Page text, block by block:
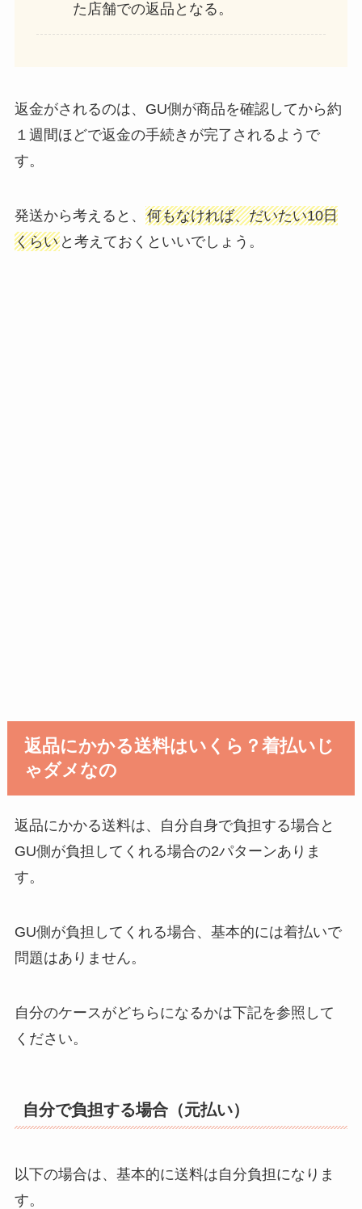
た店舗での返品となる。
返金がされるのは、GU側が商品を確認してから約
１週間ほどで返金の手続きが完了されるようで
す。
発送から考えると、 何もなければ、だいたい10日
くらいと考えておくといいでしょう。
返品にかかる送料はいくら？着払いじ
ゃダメなの
返品にかかる送料は、自分自身で負担する場合と
GU側が負担してくれる場合の2パターンありま
す。
GU側が負担してくれる場合、基本的には着払いで
問題はありません。
自分のケースがどちらになるかは下記を参照して
ください。
自分で負担する場合（元払い）
以下の場合は、基本的に送料は自分負担になりま
す。